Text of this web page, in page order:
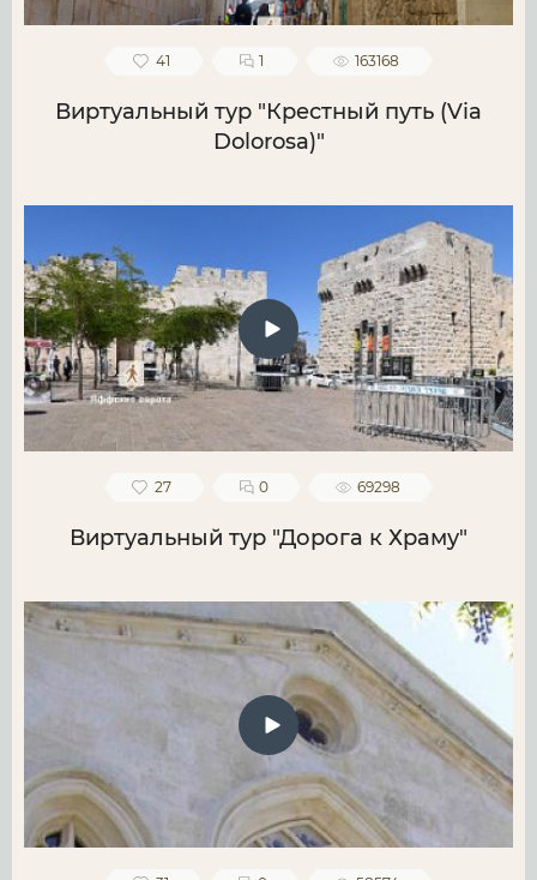
41 1 163168
Виртуальный тур "Крестный путь (Via
Dolorosa)"
27 0 69298
Виртуальный тур "Дорога к Храму"